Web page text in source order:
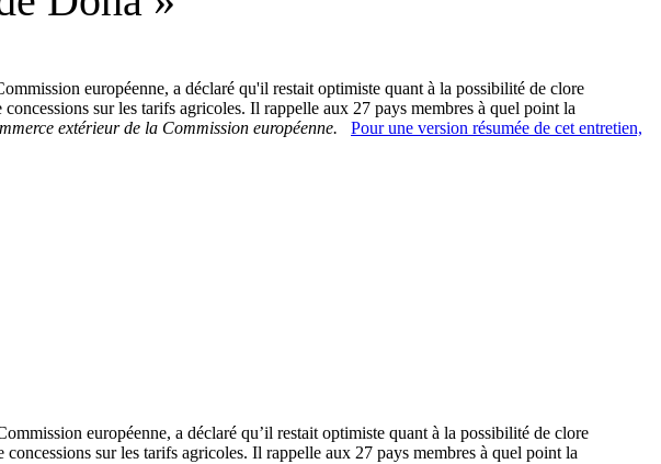
européenne, a déclaré qu'il restait optimiste quant à la possibilité de clore
sur les tarifs agricoles. Il rappelle aux 27 pays membres à quel point la
extérieur de la Commission européenne.
Pour une version résumée de cet entretien,
européenne, a déclaré qu’il restait optimiste quant à la possibilité de clore
sur les tarifs agricoles. Il rappelle aux 27 pays membres à quel point la